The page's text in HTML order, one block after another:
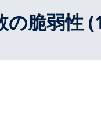
の脆弱性